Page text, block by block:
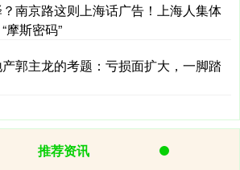
南京路这则上海话广告！上海人集体
摩斯密码”
郭主龙的考题：亏损面扩大，一脚踏
推荐资讯